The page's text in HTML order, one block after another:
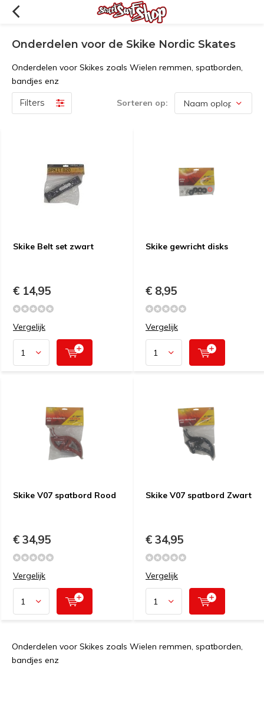
Onderdelen voor de Skike Nordic Skates
Onderdelen voor Skikes zoals Wielen remmen, spatborden,
bandjes enz
Filters Sorteren op:
Skike Belt set zwart
€ 14,95
Vergelijk
Skike gewricht disks
€ 8,95
Vergelijk
Skike V07 spatbord Rood
€ 34,95
Vergelijk
Skike V07 spatbord Zwart
€ 34,95
Vergelijk
Onderdelen voor Skikes zoals Wielen remmen, spatborden,
bandjes enz